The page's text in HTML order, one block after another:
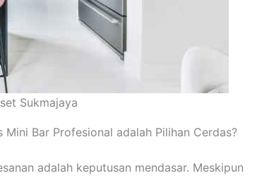
Sukmajaya
Bar Profesional adalah Pilihan Cerdas?
adalah keputusan mendasar. Meskipun